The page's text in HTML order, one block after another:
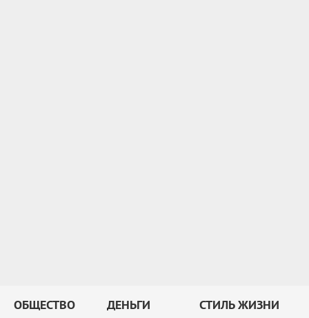
ОБЩЕСТВО ДЕНЬГИ СТИЛЬ ЖИЗНИ